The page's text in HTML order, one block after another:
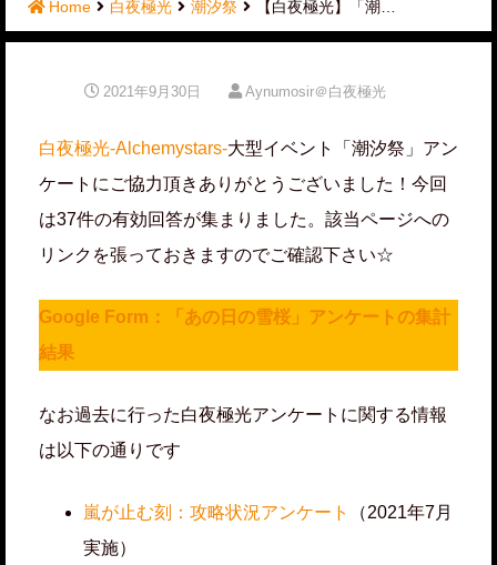
【三國… 以前にオススメ交流武将を紹介した…
Home 白夜極光 潮汐祭 【白夜極光】「潮…
2021年9月30日 Aynumosir＠白夜極光
白夜極光-Alchemystars-大型イベント「潮汐祭」アン
ケートにご協力頂きありがとうございました！今回
は37件の有効回答が集まりました。該当ページへの
リンクを張っておきますのでご確認下さい☆
Google Form：「あの日の雪桜」アンケートの集計
結果
なお過去に行った白夜極光アンケートに関する情報
は以下の通りです
嵐が止む刻：攻略状況アンケート
（2021年7月
実施）